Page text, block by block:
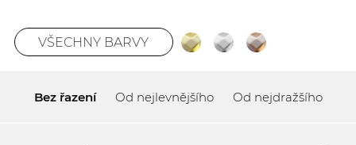
VŠECHNY BARVY
Bez řazení Od nejlevnějšího Od nejdražšího